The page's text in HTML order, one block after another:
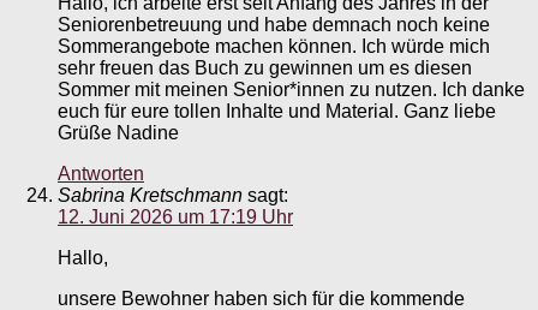
Seniorenbetreuung und habe demnach noch keine
Sommerangebote machen können. Ich würde mich
sehr freuen das Buch zu gewinnen um es diesen
Sommer mit meinen Senior*innen zu nutzen. Ich danke
euch für eure tollen Inhalte und Material. Ganz liebe
Grüße Nadine
Antworten
Sabrina Kretschmann sagt:
12. Juni 2026 um 17:19 Uhr
Hallo,
unsere Bewohner haben sich für die kommende